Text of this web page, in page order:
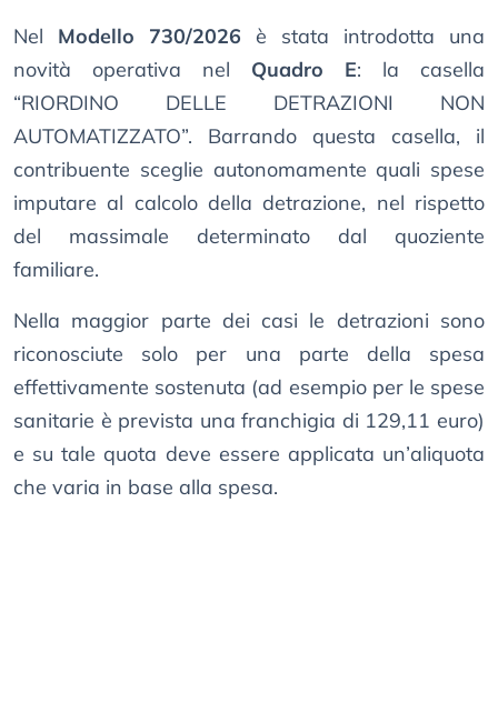
Nel Modello 730/2026 è stata introdotta una
novità operativa nel Quadro E: la casella
“RIORDINO DELLE DETRAZIONI NON
AUTOMATIZZATO”. Barrando questa casella, il
contribuente sceglie autonomamente quali spese
imputare al calcolo della detrazione, nel rispetto
del massimale determinato dal quoziente
familiare.
Nella maggior parte dei casi le detrazioni sono
riconosciute solo per una parte della spesa
effettivamente sostenuta (ad esempio per le spese
sanitarie è prevista una franchigia di 129,11 euro)
e su tale quota deve essere applicata un’aliquota
che varia in base alla spesa.